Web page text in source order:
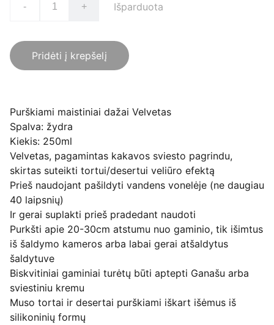
- + Išparduota
Pridėti į krepšelį
Purškiami maistiniai dažai Velvetas
Spalva: žydra
Kiekis: 250ml
Velvetas, pagamintas kakavos sviesto pagrindu,
skirtas suteikti tortui/desertui veliūro efektą
Prieš naudojant pašildyti vandens vonelėje (ne daugiau
40 laipsnių)
Ir gerai suplakti prieš pradedant naudoti
Purkšti apie 20-30cm atstumu nuo gaminio, tik išimtus
iš šaldymo kameros arba labai gerai atšaldytus
šaldytuve
Biskvitiniai gaminiai turėtų būti aptepti Ganašu arba
sviestiniu kremu
Muso tortai ir desertai purškiami iškart išėmus iš
silikoninių formų